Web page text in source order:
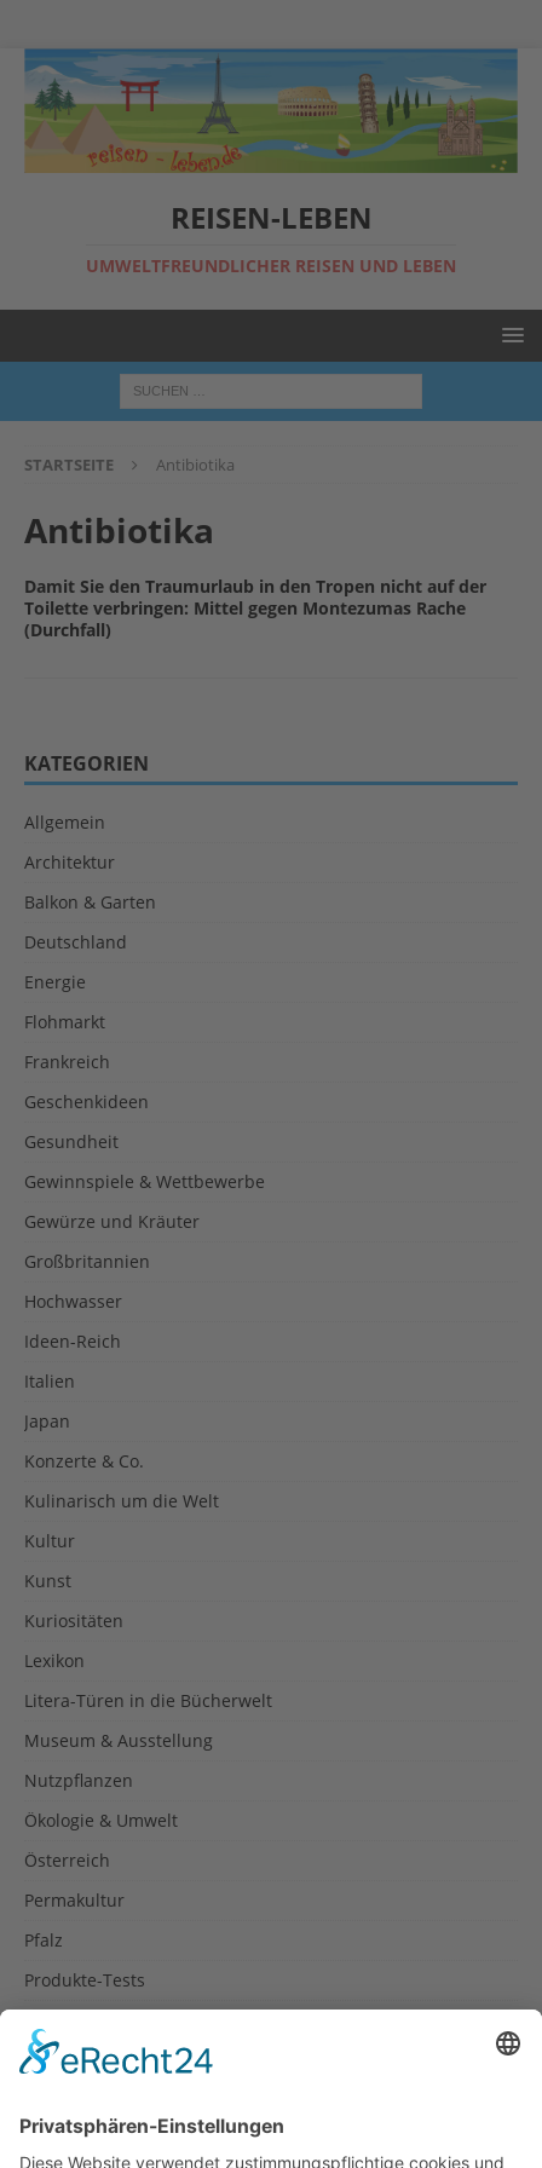
REISEN-LEBEN
UMWELTFREUNDLICHER REISEN UND LEBEN
STARTSEITE Antibiotika
Antibiotika
Damit Sie den Traumurlaub in den Tropen nicht auf der
Toilette verbringen: Mittel gegen Montezumas Rache
(Durchfall)
KATEGORIEN
Allgemein
Architektur
Balkon & Garten
Deutschland
Energie
Flohmarkt
Frankreich
Geschenkideen
Gesundheit
Gewinnspiele & Wettbewerbe
Gewürze und Kräuter
Großbritannien
Hochwasser
Ideen-Reich
Italien
Japan
Konzerte & Co.
Kulinarisch um die Welt
Kultur
Kunst
Kuriositäten
Lexikon
Litera-Türen in die Bücherwelt
Museum & Ausstellung
Nutzpflanzen
Ökologie & Umwelt
Österreich
Permakultur
Pfalz
Produkte-Tests
Rezepte
Spanien